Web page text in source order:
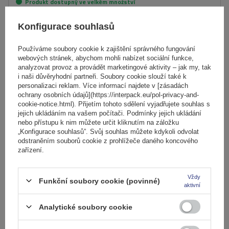
Přidat
košíku
Konfigurace souhlasů
Používáme soubory cookie k zajištění správného fungování
webových stránek, abychom mohli nabízet sociální funkce,
analyzovat provoz a provádět marketingové aktivity – jak my, tak
i naši důvěryhodní partneři. Soubory cookie slouží také k
personalizaci reklam. Více informací najdete v [zásadách
ochrany osobních údajů](https://interpack.eu/pol-privacy-and-
cookie-notice.html). Přijetím tohoto sdělení vyjadřujete souhlas s
jejich ukládáním na vašem počítači. Podmínky jejich ukládání
nebo přístupu k nim můžete určit kliknutím na záložku
„Konfigurace souhlasů”. Svůj souhlas můžete kdykoli odvolat
odstraněním souborů cookie z prohlížeče daného koncového
zařízení.
Funkční soubory cookie (povinné)
Vždy
aktivní
Analytické soubory cookie